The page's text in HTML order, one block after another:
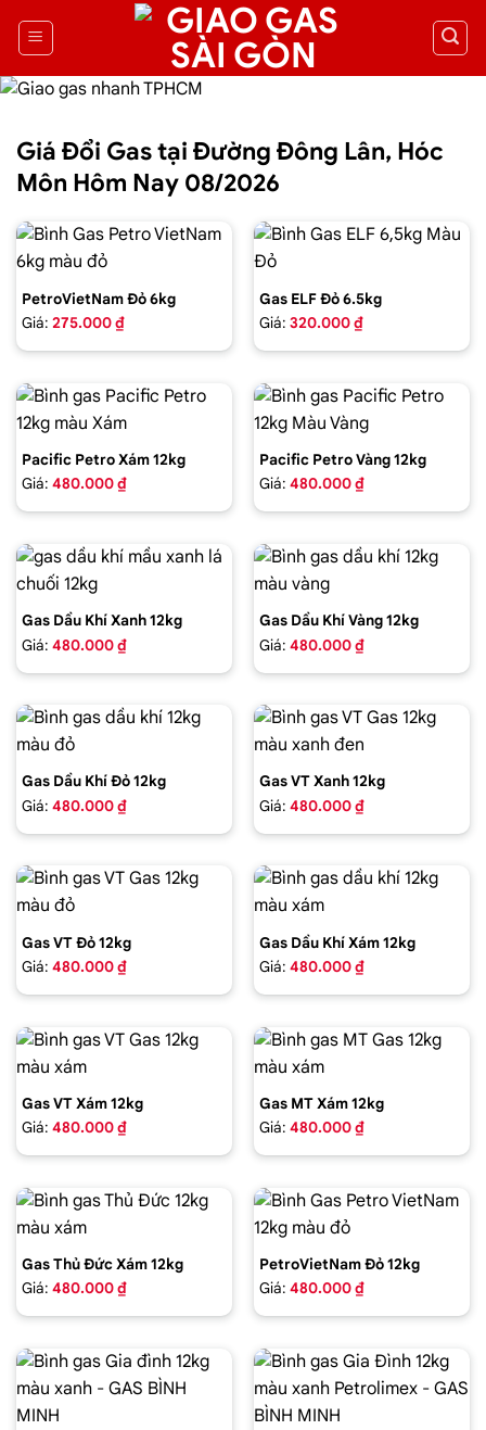
Giá Đổi Gas tại Đường Đông Lân, Hóc
Môn Hôm Nay 08/2026
PetroVietNam Đỏ 6kg
Giá: 275.000 ₫
Gas ELF Đỏ 6.5kg
Giá: 320.000 ₫
Pacific Petro Xám 12kg
Giá: 480.000 ₫
Pacific Petro Vàng 12kg
Giá: 480.000 ₫
Gas Dầu Khí Xanh 12kg
Giá: 480.000 ₫
Gas Dầu Khí Vàng 12kg
Giá: 480.000 ₫
Gas Dầu Khí Đỏ 12kg
Giá: 480.000 ₫
Gas VT Xanh 12kg
Giá: 480.000 ₫
Gas VT Đỏ 12kg
Giá: 480.000 ₫
Gas Dầu Khí Xám 12kg
Giá: 480.000 ₫
Gas VT Xám 12kg
Giá: 480.000 ₫
Gas MT Xám 12kg
Giá: 480.000 ₫
Gas Thủ Đức Xám 12kg
Giá: 480.000 ₫
PetroVietNam Đỏ 12kg
Giá: 480.000 ₫